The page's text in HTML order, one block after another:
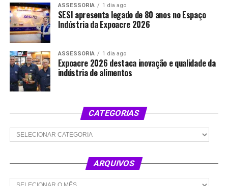
ASSESSORIA 1 dia ago
SESI apresenta legado de 80 anos no Espaço
Indústria da Expoacre 2026
ASSESSORIA 1 dia ago
Expoacre 2026 destaca inovação e qualidade da
indústria de alimentos
CATEGORIAS
Categorias
ARQUIVOS
Arquivos